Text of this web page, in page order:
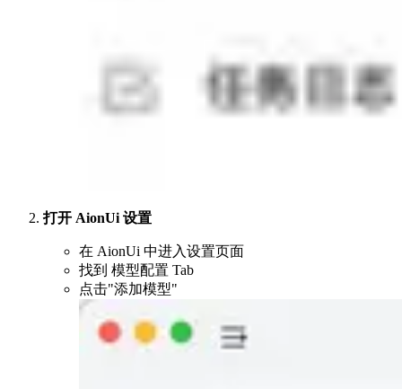
打开 AionUi 设置
在 AionUi 中进入设置页面
找到 模型配置 Tab
点击"添加模型"